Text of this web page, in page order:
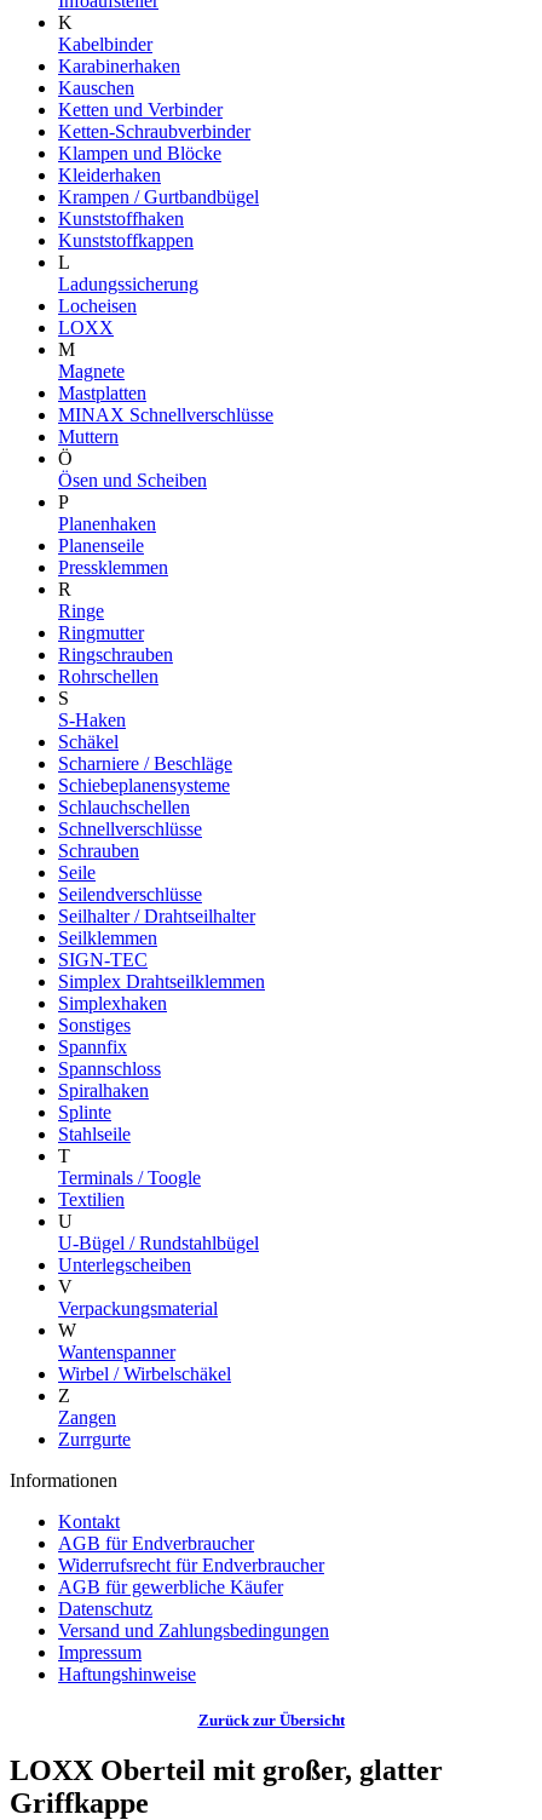
K
Kabelbinder
Karabinerhaken
Kauschen
Ketten und Verbinder
Ketten-Schraubverbinder
Klampen und Blöcke
Kleiderhaken
Krampen / Gurtbandbügel
Kunststoffhaken
Kunststoffkappen
L
Ladungssicherung
Locheisen
LOXX
M
Magnete
Mastplatten
MINAX Schnellverschlüsse
Muttern
Ö
Ösen und Scheiben
P
Planenhaken
Planenseile
Pressklemmen
R
Ringe
Ringmutter
Ringschrauben
Rohrschellen
S
S-Haken
Schäkel
Scharniere / Beschläge
Schiebeplanensysteme
Schlauchschellen
Schnellverschlüsse
Schrauben
Seile
Seilendverschlüsse
Seilhalter / Drahtseilhalter
Seilklemmen
SIGN-TEC
Simplex Drahtseilklemmen
Simplexhaken
Sonstiges
Spannfix
Spannschloss
Spiralhaken
Splinte
Stahlseile
T
Terminals / Toogle
Textilien
U
U-Bügel / Rundstahlbügel
Unterlegscheiben
V
Verpackungsmaterial
W
Wantenspanner
Wirbel / Wirbelschäkel
Z
Zangen
Zurrgurte
Informationen
Kontakt
AGB für Endverbraucher
Widerrufsrecht für Endverbraucher
AGB für gewerbliche Käufer
Datenschutz
Versand und Zahlungsbedingungen
Impressum
Haftungshinweise
Zurück zur Übersicht
LOXX Oberteil mit großer, glatter
Griffkappe